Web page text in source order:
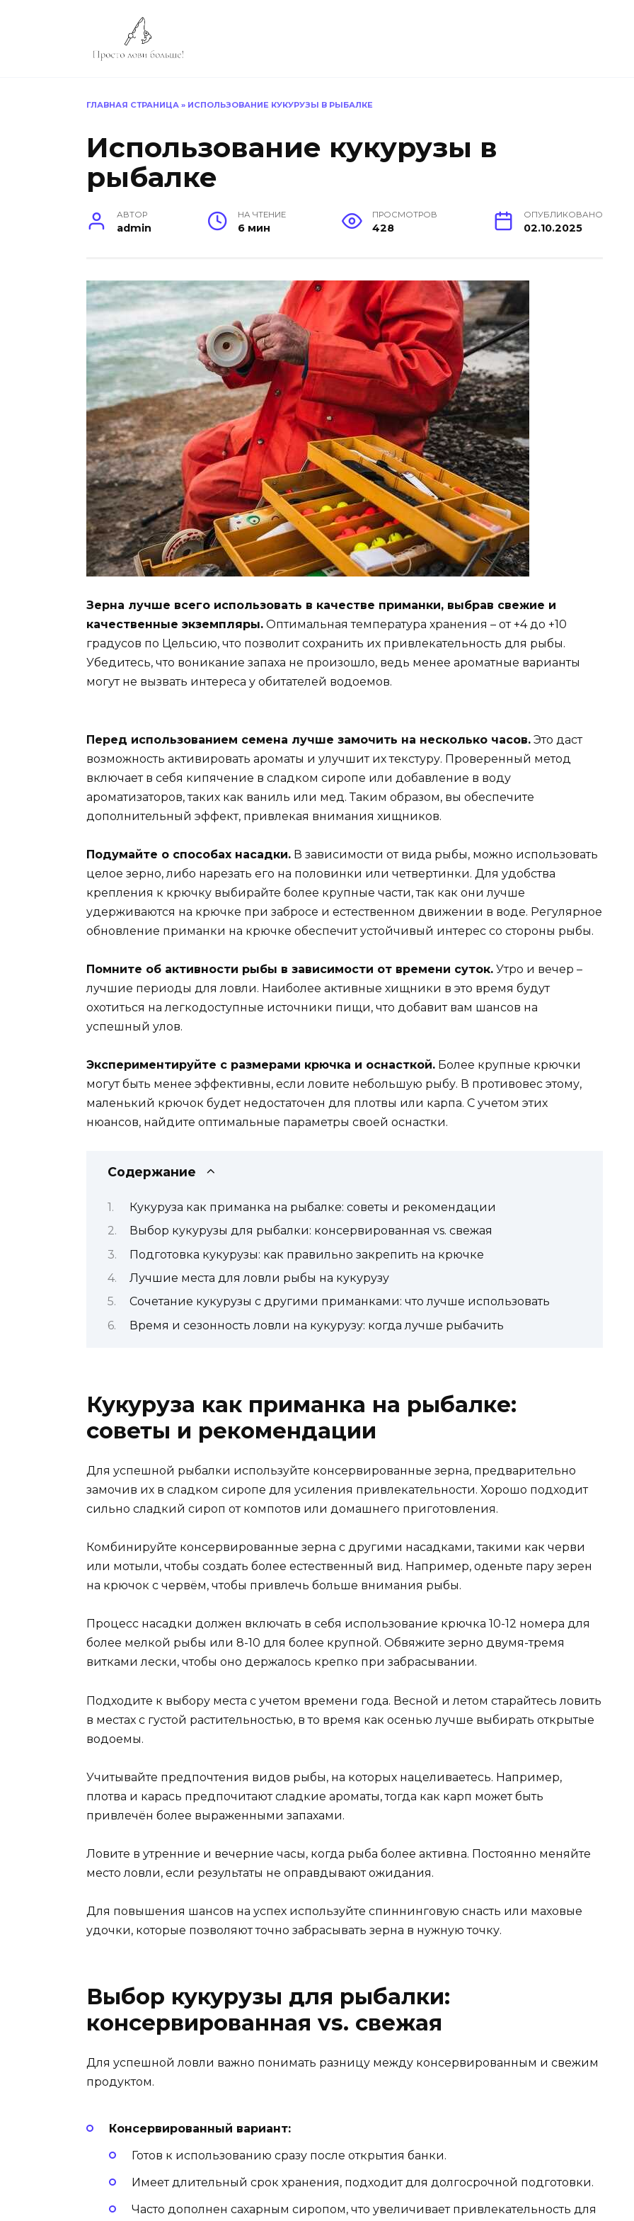
ГЛАВНАЯ СТРАНИЦА » ИСПОЛЬЗОВАНИЕ КУКУРУЗЫ В РЫБАЛКЕ
Использование кукурузы в
рыбалке
АВТОР
admin
НА ЧТЕНИЕ
6 мин
ПРОСМОТРОВ
428
ОПУБЛИКОВАНО
02.10.2025
Зерна лучше всего использовать в качестве приманки, выбрав свежие и
качественные экземпляры. Оптимальная температура хранения – от +4 до +10
градусов по Цельсию, что позволит сохранить их привлекательность для рыбы.
Убедитесь, что воникание запаха не произошло, ведь менее ароматные варианты
могут не вызвать интереса у обитателей водоемов.
Перед использованием семена лучше замочить на несколько часов. Это даст
возможность активировать ароматы и улучшит их текстуру. Проверенный метод
включает в себя кипячение в сладком сиропе или добавление в воду
ароматизаторов, таких как ваниль или мед. Таким образом, вы обеспечите
дополнительный эффект, привлекая внимания хищников.
Подумайте о способах насадки. В зависимости от вида рыбы, можно использовать
целое зерно, либо нарезать его на половинки или четвертинки. Для удобства
крепления к крючку выбирайте более крупные части, так как они лучше
удерживаются на крючке при забросе и естественном движении в воде. Регулярное
обновление приманки на крючке обеспечит устойчивый интерес со стороны рыбы.
Помните об активности рыбы в зависимости от времени суток. Утро и вечер –
лучшие периоды для ловли. Наиболее активные хищники в это время будут
охотиться на легкодоступные источники пищи, что добавит вам шансов на
успешный улов.
Экспериментируйте с размерами крючка и оснасткой. Более крупные крючки
могут быть менее эффективны, если ловите небольшую рыбу. В противовес этому,
маленький крючок будет недостаточен для плотвы или карпа. С учетом этих
нюансов, найдите оптимальные параметры своей оснастки.
Содержание
Кукуруза как приманка на рыбалке: советы и рекомендации
Выбор кукурузы для рыбалки: консервированная vs. свежая
Подготовка кукурузы: как правильно закрепить на крючке
Лучшие места для ловли рыбы на кукурузу
Сочетание кукурузы с другими приманками: что лучше использовать
Время и сезонность ловли на кукурузу: когда лучше рыбачить
Кукуруза как приманка на рыбалке:
советы и рекомендации
Для успешной рыбалки используйте консервированные зерна, предварительно
замочив их в сладком сиропе для усиления привлекательности. Хорошо подходит
сильно сладкий сироп от компотов или домашнего приготовления.
Комбинируйте консервированные зерна с другими насадками, такими как черви
или мотыли, чтобы создать более естественный вид. Например, оденьте пару зерен
на крючок с червём, чтобы привлечь больше внимания рыбы.
Процесс насадки должен включать в себя использование крючка 10-12 номера для
более мелкой рыбы или 8-10 для более крупной. Обвяжите зерно двумя-тремя
витками лески, чтобы оно держалось крепко при забрасывании.
Подходите к выбору места с учетом времени года. Весной и летом старайтесь ловить
в местах с густой растительностью, в то время как осенью лучше выбирать открытые
водоемы.
Учитывайте предпочтения видов рыбы, на которых нацеливаетесь. Например,
плотва и карась предпочитают сладкие ароматы, тогда как карп может быть
привлечён более выраженными запахами.
Ловите в утренние и вечерние часы, когда рыба более активна. Постоянно меняйте
место ловли, если результаты не оправдывают ожидания.
Для повышения шансов на успех используйте спиннинговую снасть или маховые
удочки, которые позволяют точно забрасывать зерна в нужную точку.
Выбор кукурузы для рыбалки:
консервированная vs. свежая
Для успешной ловли важно понимать разницу между консервированным и свежим
продуктом.
Консервированный вариант:
Готов к использованию сразу после открытия банки.
Имеет длительный срок хранения, подходит для долгосрочной подготовки.
Часто дополнен сахарным сиропом, что увеличивает привлекательность для